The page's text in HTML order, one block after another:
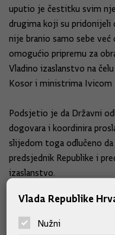
uputio je čestitku svim
drugima koji su pridonijeli
nije branio samo sebe
omogućio pripremu za
Vladino izaslanstvo na
Kosor i ministrima Ivicom
Podsjetio je da Državni
dogovara i koordinira
slijedom toga odlučeno da
predsjednik Republike i
izaslanstvo.
"Želim otkloniti sve
biti", rekao je Sanader.
Vlada Republike
Nužni